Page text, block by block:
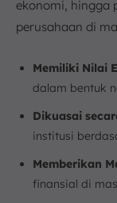
ekonomi, hingga
perusahaan di
Memiliki Nilai
dalam bentuk
Dikuasai
institusi
Memberikan
finansial di